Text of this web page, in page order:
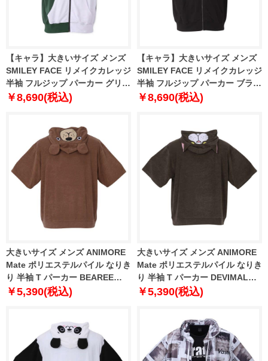
【キャラ】大きいサイズ メンズ
SMILEY FACE リメイクカレッジ
半袖 フルジップ パーカー グリー
ン × ホワイト 1278-2247-1 3L
￥8,690(税込)
【キャラ】大きいサイズ メンズ
SMILEY FACE リメイクカレッジ
半袖 フルジップ パーカー ブラッ
ク 1278-2247-2 3L 4L 5L 6L
￥8,690(税込)
大きいサイズ メンズ ANIMORE
Mate ポリエステルパイル なりき
り 半袖 T パーカー BEAREE
1268-3210-3 3L 4L 5L 6L 8L
￥5,390(税込)
大きいサイズ メンズ ANIMORE
Mate ポリエステルパイル なりき
り 半袖 T パーカー DEVIMAL
1268-3210-2 3L 4L 5L 6L 8L
￥5,390(税込)